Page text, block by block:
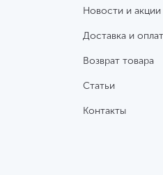
Новости и акции
Доставка и
Возврат товара
Статьи
Контакты